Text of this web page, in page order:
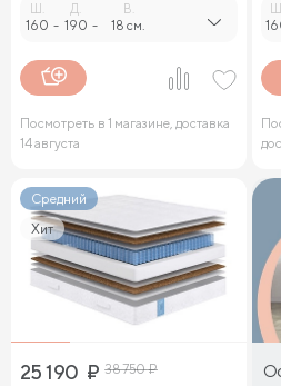
Ш.
160 -
Д.
190 -
В.
18 см.
Посмотреть в 1 магазине, доставка
14 августа
Ш.
Средний
Хит
25 190 ₽ 38 750₽